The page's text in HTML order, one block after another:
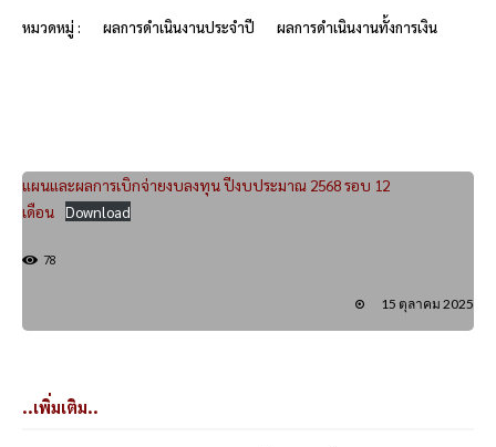
หมวดหมู่ : ผลการดำเนินงานประจำปี ผลการดำเนินงานทั้งการเงิน
แผนและผลการเบิกจ่ายงบลงทุน ปีงบประมาณ 2568 รอบ 12
เดือน Download
78
15 ตุลาคม 2025
..เพิ่มเติม..